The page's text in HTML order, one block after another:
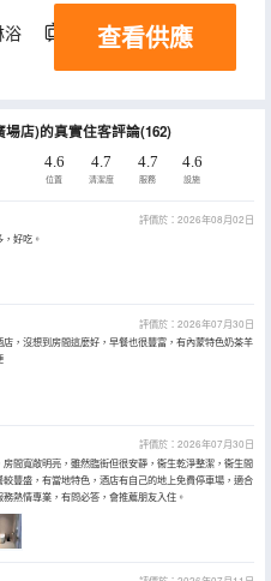
浴 電視機
查看供應
店)的真實住客評論(162)
4.6
位置
4.7
清潔度
4.7
服務
4.6
設施
評價於：2026年08月02日
好吃。
評價於：2026年07月30日
，沒想到房間這麼好，早餐也很豐富，有內蒙特色奶茶羊
評價於：2026年07月30日
間寬敞明亮，雖然臨街但很安靜，衞生乾淨整潔，衞生間
豐盛，有當地特色，酒店有自己的地上免費停車場，適合
熱情專業，有問必答，會推薦朋友入住。